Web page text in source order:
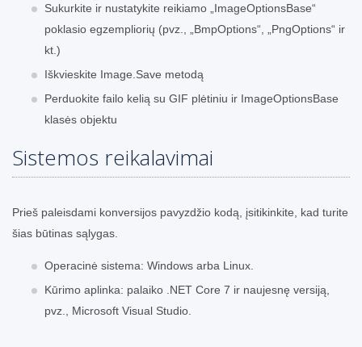
Sukurkite ir nustatykite reikiamo „ImageOptionsBase“
poklasio egzempliorių (pvz., „BmpOptions“, „PngOptions“ ir
kt.)
Iškvieskite Image.Save metodą
Perduokite failo kelią su GIF plėtiniu ir ImageOptionsBase
klasės objektu
Sistemos reikalavimai
Prieš paleisdami konversijos pavyzdžio kodą, įsitikinkite, kad turite
šias būtinas sąlygas.
Operacinė sistema: Windows arba Linux.
Kūrimo aplinka: palaiko .NET Core 7 ir naujesnę versiją,
pvz., Microsoft Visual Studio.